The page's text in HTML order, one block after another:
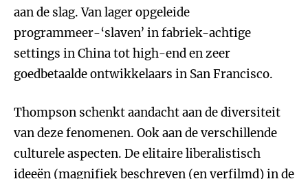
aan de slag. Van lager opgeleide
programmeer-‘slaven’ in fabriek-achtige
settings in China tot high-end en zeer
goedbetaalde ontwikkelaars in San Francisco.
Thompson schenkt aandacht aan de diversiteit
van deze fenomenen. Ook aan de verschillende
culturele aspecten. De elitaire liberalistisch
ideeën (magnifiek beschreven (en verfilmd) in de